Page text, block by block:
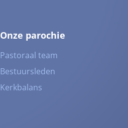
Onze parochie
Pastoraal team
Bestuursleden
Kerkbalans